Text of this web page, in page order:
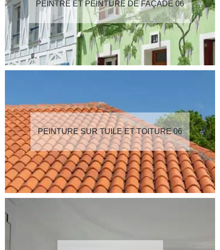
PEINTRE ET PEINTURE DE FAÇADE 06
PEINTURE SUR TUILE ET TOITURE 06